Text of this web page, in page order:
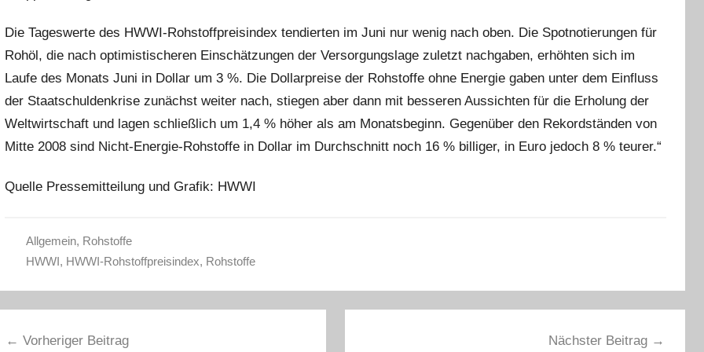
Die Tageswerte des HWWI-Rohstoffpreisindex tendierten im Juni nur wenig nach oben. Die Spotnotierungen für
Rohöl, die nach optimistischeren Einschätzungen der Versorgungslage zuletzt nachgaben, erhöhten sich im
Laufe des Monats Juni in Dollar um 3 %. Die Dollarpreise der Rohstoffe ohne Energie gaben unter dem Einfluss
der Staatschuldenkrise zunächst weiter nach, stiegen aber dann mit besseren Aussichten für die Erholung der
Weltwirtschaft und lagen schließlich um 1,4 % höher als am Monatsbeginn. Gegenüber den Rekordständen von
Mitte 2008 sind Nicht-Energie-Rohstoffe in Dollar im Durchschnitt noch 16 % billiger, in Euro jedoch 8 % teurer.“
Quelle Pressemitteilung und Grafik: HWWI
Allgemein, Rohstoffe
HWWI, HWWI-Rohstoffpreisindex, Rohstoffe
Vorheriger Beitrag Nächster Beitrag